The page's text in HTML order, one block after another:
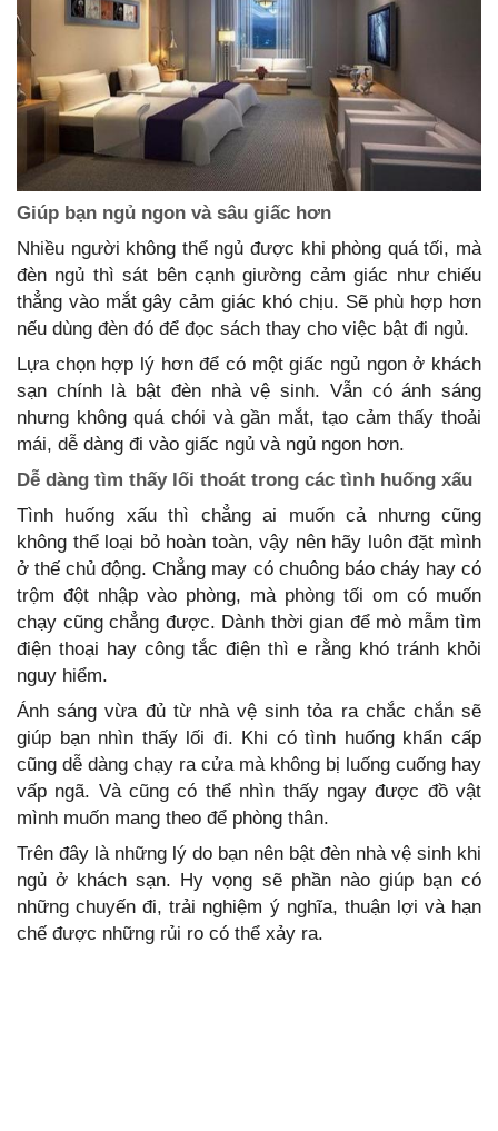
Giúp bạn ngủ ngon và sâu giấc hơn
Nhiều người không thể ngủ được khi phòng quá tối, mà
đèn ngủ thì sát bên cạnh giường cảm giác như chiếu
thẳng vào mắt gây cảm giác khó chịu. Sẽ phù hợp hơn
nếu dùng đèn đó để đọc sách thay cho việc bật đi ngủ.
Lựa chọn hợp lý hơn để có một giấc ngủ ngon ở khách
sạn chính là bật đèn nhà vệ sinh. Vẫn có ánh sáng
nhưng không quá chói và gần mắt, tạo cảm thấy thoải
mái, dễ dàng đi vào giấc ngủ và ngủ ngon hơn.
Dễ dàng tìm thấy lối thoát trong các tình huống xấu
Tình huống xấu thì chẳng ai muốn cả nhưng cũng
không thể loại bỏ hoàn toàn, vậy nên hãy luôn đặt mình
ở thế chủ động. Chẳng may có chuông báo cháy hay có
trộm đột nhập vào phòng, mà phòng tối om có muốn
chạy cũng chẳng được. Dành thời gian để mò mẫm tìm
điện thoại hay công tắc điện thì e rằng khó tránh khỏi
nguy hiểm.
Ánh sáng vừa đủ từ nhà vệ sinh tỏa ra chắc chắn sẽ
giúp bạn nhìn thấy lối đi. Khi có tình huống khẩn cấp
cũng dễ dàng chạy ra cửa mà không bị luống cuống hay
vấp ngã. Và cũng có thể nhìn thấy ngay được đồ vật
mình muốn mang theo để phòng thân.
Trên đây là những lý do bạn nên bật đèn nhà vệ sinh khi
ngủ ở khách sạn. Hy vọng sẽ phần nào giúp bạn có
những chuyến đi, trải nghiệm ý nghĩa, thuận lợi và hạn
chế được những rủi ro có thể xảy ra.